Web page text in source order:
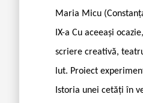
Maria Micu
IX-a Cu aceeași
scriere creativă,
lut. Proiect
Istoria unei cetăți în